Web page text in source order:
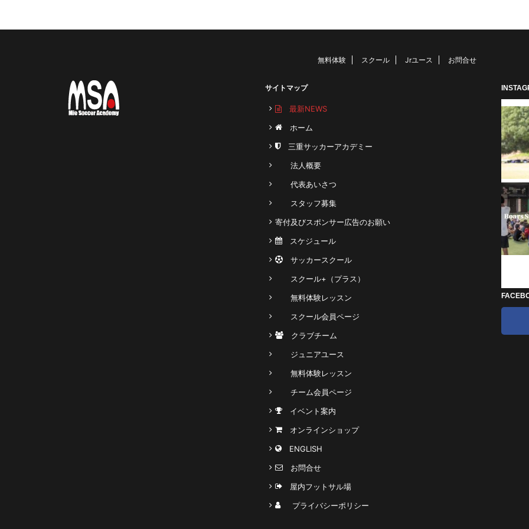
無料体験 スクール Jrユース お問合せ
サイトマップ
最新NEWS
ホーム
三重サッカーアカデミー
法人概要
代表あいさつ
スタッフ募集
寄付及びスポンサー広告のお願い
スケジュール
サッカースクール
スクール+（プラス）
無料体験レッスン
スクール会員ページ
クラブチーム
ジュニアユース
無料体験レッスン
チーム会員ページ
イベント案内
オンラインショップ
ENGLISH
お問合せ
屋内フットサル場
プライバシーポリシー